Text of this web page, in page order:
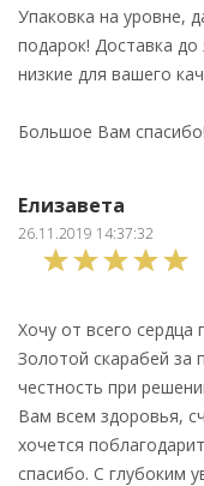
Упаковка на уровне,
подарок! Доставка
низкие для вашего
Большое Вам
Елизавета
26.11.2019 14:37:32
Хочу от всего сердца
Золотой скарабей за
честность при
Вам всем здоровья,
хочется
спасибо. С глубоким